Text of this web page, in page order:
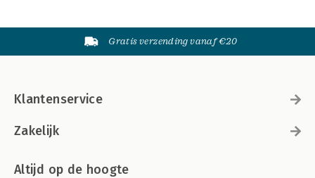
Gratis verzending vanaf €20
Klantenservice
Zakelijk
Altijd op de hoogte